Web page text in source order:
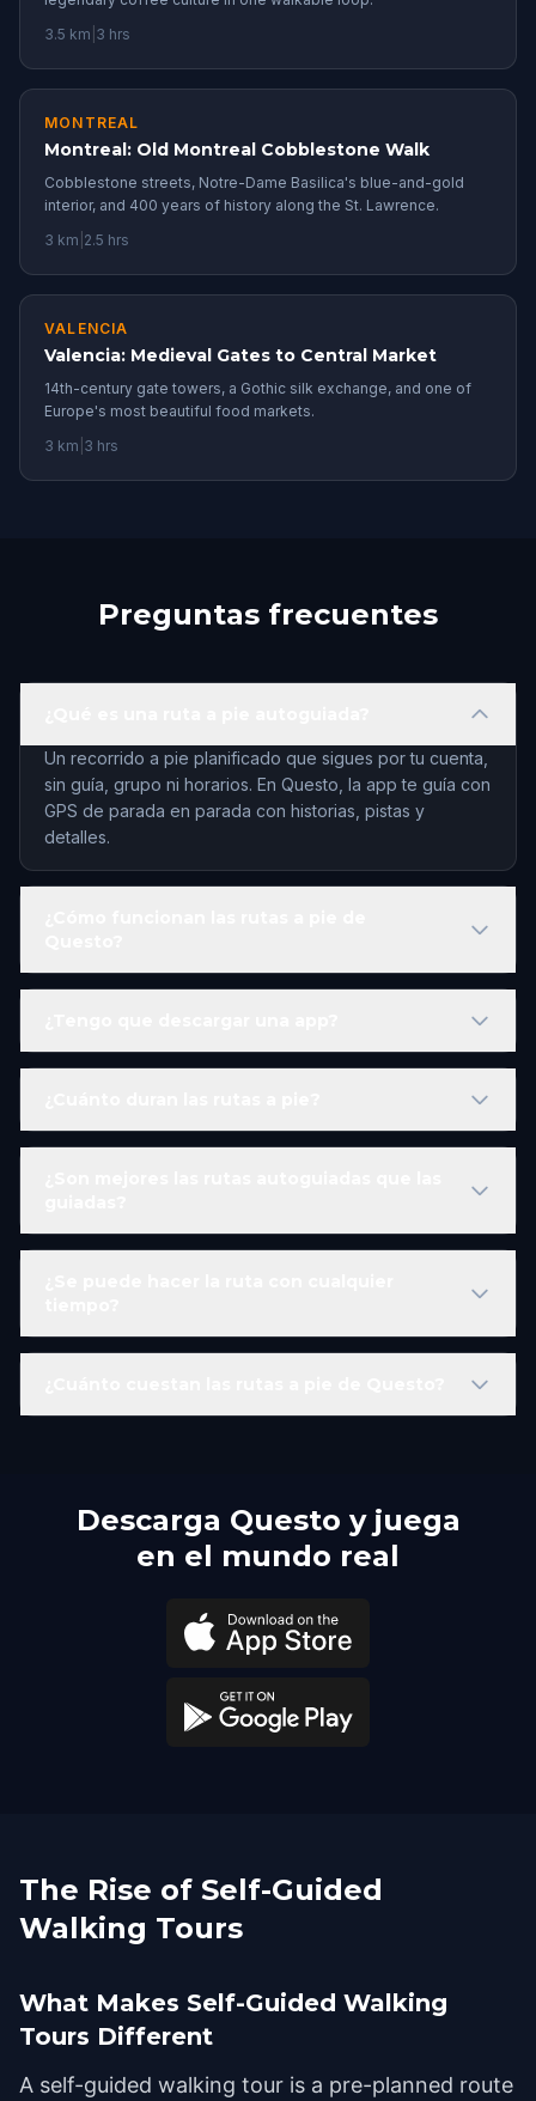
3.5 km 3 hrs
MONTREAL
Montreal: Old Montreal Cobblestone Walk
Cobblestone streets, Notre-Dame Basilica's blue-and-gold
interior, and 400 years of history along the St. Lawrence.
3 km 2.5 hrs
VALENCIA
Valencia: Medieval Gates to Central Market
14th-century gate towers, a Gothic silk exchange, and one of
Europe's most beautiful food markets.
3 km 3 hrs
Preguntas frecuentes
Un recorrido a pie planificado que sigues por tu cuenta,
sin guía, grupo ni horarios. En Questo, la app te guía con
GPS de parada en parada con historias, pistas y
detalles.
Descarga Questo y juega
en el mundo real
The Rise of Self-Guided
Walking Tours
What Makes Self-Guided Walking
Tours Different
A self-guided walking tour is a pre-planned route